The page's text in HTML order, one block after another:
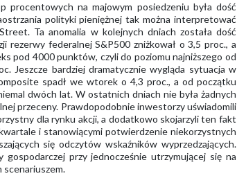
procentowych na majowym posiedzeniu była dość
polityki pieniężnej tak można interpretować
Ta anomalia w kolejnych dniach została dość
rezerwy federalnej S&P500 zniżkował o 3,5 proc., a
pod 4000 punktów, czyli do poziomu najniższego od
Jeszcze bardziej dramatycznie wygląda sytuacja w
spadł we wtorek o 4,3 proc., a od początku
dwóch lat. W ostatnich dniach nie była żadnych
przeceny. Prawdopodobnie inwestorzy uświadomili
dla rynku akcji, a dodatkowo skojarzyli ten fakt
i stanowiącymi potwierdzenie niekorzystnych
się odczytów wskaźników wyprzedzających.
przy jednocześnie utrzymującej się na
scenariuszem.